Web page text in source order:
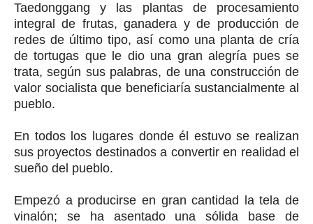
Taedonggang y las plantas de procesamiento
integral de frutas, ganadera y de producción de
redes de último tipo, así como una planta de cría
de tortugas que le dio una gran alegría pues se
trata, según sus palabras, de una construcción de
valor socialista que beneficiaría sustancialmente al
pueblo.
En todos los lugares donde él estuvo se realizan
sus proyectos destinados a convertir en realidad el
sueño del pueblo.
Empezó a producirse en gran cantidad la tela de
vinalón; se ha asentado una sólida base de